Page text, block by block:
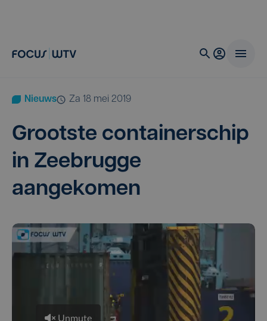
Nieuws za 18 mei 2019
Groot­ste con­tai­ner­schip
in Zee­brug­ge
aangekomen